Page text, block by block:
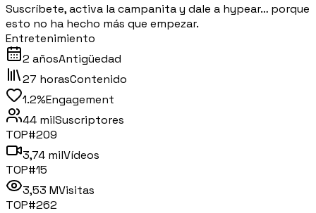
Suscríbete, activa la campanita y dale a hypear… porque
esto no ha hecho más que empezar.
Entretenimiento
2 añosAntigüedad
27 horasContenido
1.2%Engagement
44 milSuscriptores
TOP#209
3,74 milVídeos
TOP#15
3,53 MVisitas
TOP#262